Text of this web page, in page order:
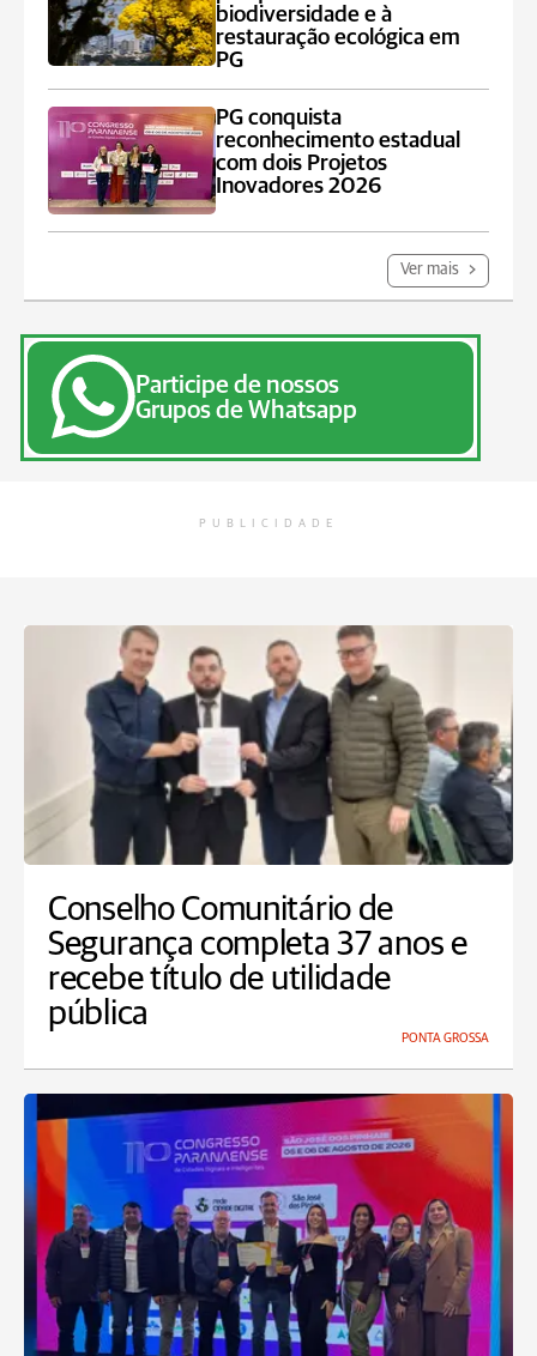
biodiversidade e à
restauração ecológica em
PG
PG conquista
reconhecimento estadual
com dois Projetos
Inovadores 2026
Ver mais
Participe de nossos
Grupos de Whatsapp
PUBLICIDADE
Conselho Comunitário de
Segurança completa 37 anos e
recebe título de utilidade
pública
PONTA GROSSA